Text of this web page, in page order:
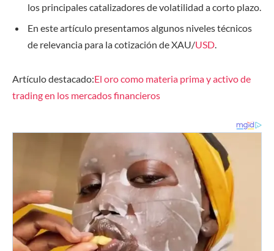
los principales catalizadores de volatilidad a corto plazo.
En este artículo presentamos algunos niveles técnicos
de relevancia para la cotización de XAU/USD.
Artículo destacado:El oro como materia prima y activo de
trading en los mercados financieros